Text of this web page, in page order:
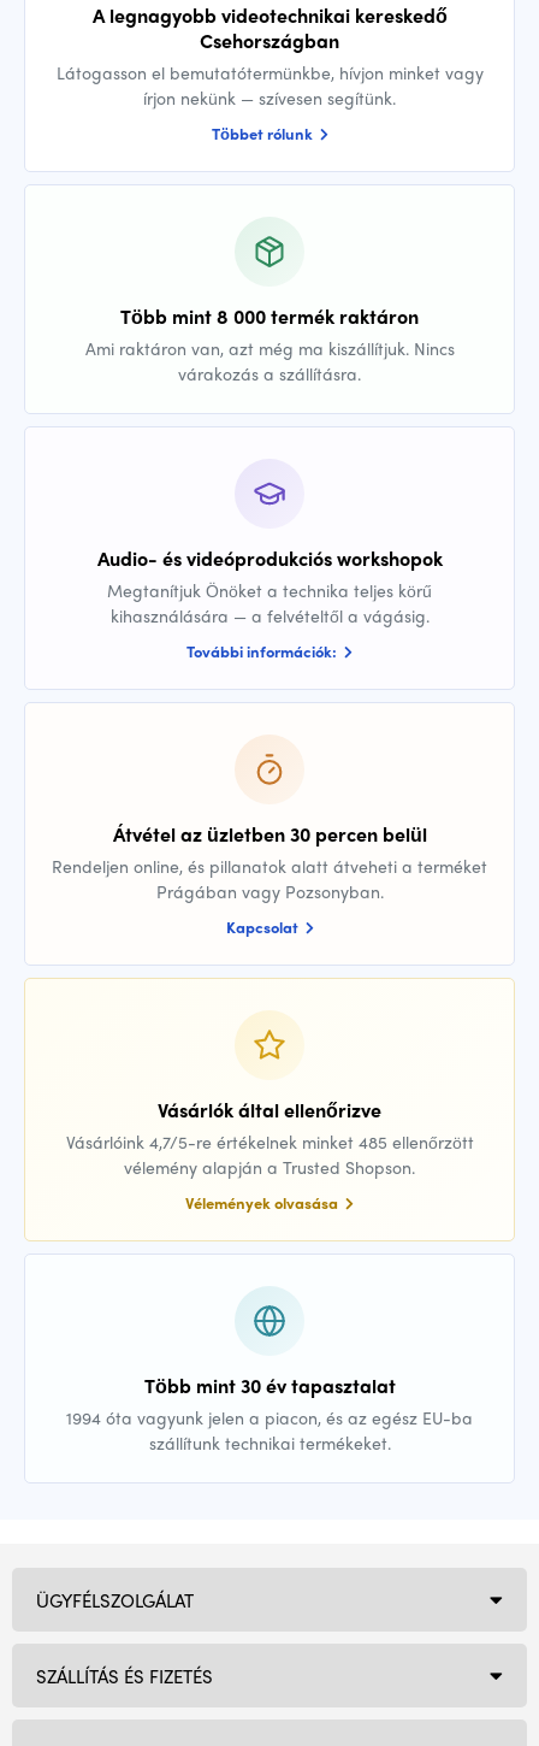
A legnagyobb videotechnikai kereskedő
Csehországban
Látogasson el bemutatótermünkbe, hívjon minket vagy
írjon nekünk — szívesen segítünk.
Többet rólunk
Több mint 8 000 termék raktáron
Ami raktáron van, azt még ma kiszállítjuk. Nincs
várakozás a szállításra.
Audio- és videóprodukciós workshopok
Megtanítjuk Önöket a technika teljes körű
kihasználására — a felvételtől a vágásig.
További információk:
Átvétel az üzletben 30 percen belül
Rendeljen online, és pillanatok alatt átveheti a terméket
Prágában vagy Pozsonyban.
Kapcsolat
Vásárlók által ellenőrizve
Vásárlóink 4,7/5-re értékelnek minket 485 ellenőrzött
vélemény alapján a Trusted Shopson.
Vélemények olvasása
Több mint 30 év tapasztalat
1994 óta vagyunk jelen a piacon, és az egész EU-ba
szállítunk technikai termékeket.
ÜGYFÉLSZOLGÁLAT
SZÁLLÍTÁS ÉS FIZETÉS